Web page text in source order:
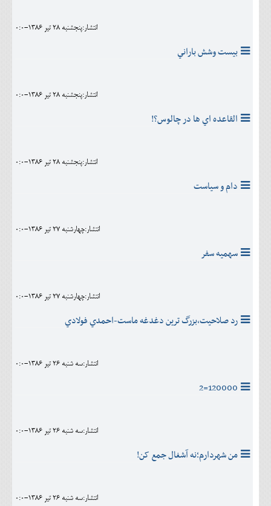
انتشار:پنجشنبه 28 تير 1386-0:0
بيست وشش باراني
انتشار:پنجشنبه 28 تير 1386-0:0
القاعده اي ها در چالوس؟!
انتشار:پنجشنبه 28 تير 1386-0:0
دام و سياست
انتشار:چهارشنبه 27 تير 1386-0:0
سهميه سفر
انتشار:چهارشنبه 27 تير 1386-0:0
رد صلاحیت،بزرگ ترين دغدغه ماست-احمدي فولادي
انتشار:سه شنبه 26 تير 1386-0:0
120000=2
انتشار:سه شنبه 26 تير 1386-0:0
من شهردارم؛نه آشغال جمع کن!
انتشار:سه شنبه 26 تير 1386-0:0